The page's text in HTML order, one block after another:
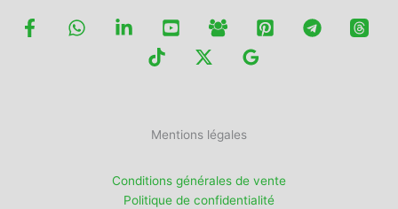
Mentions légales
Conditions générales de vente
Politique de confidentialité